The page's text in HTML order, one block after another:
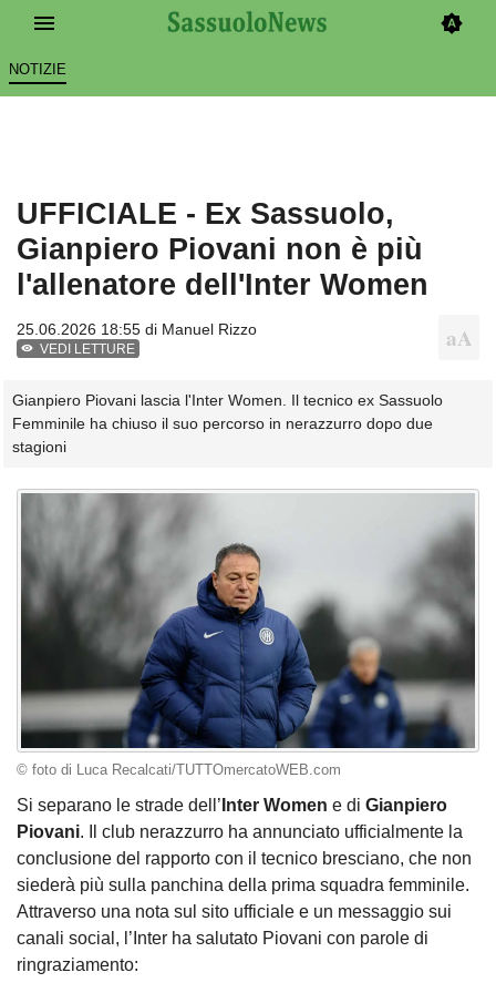
NOTIZIE
UFFICIALE - Ex Sassuolo,
Gianpiero Piovani non è più
l'allenatore dell'Inter Women
25.06.2026 18:55 di Manuel Rizzo
VEDI LETTURE
Gianpiero Piovani lascia l'Inter Women. Il tecnico ex Sassuolo
Femminile ha chiuso il suo percorso in nerazzurro dopo due
stagioni
© foto di Luca Recalcati/TUTTOmercatoWEB.com
Si separano le strade dell’ Inter Women e di Gianpiero
Piovani. Il club nerazzurro ha annunciato ufficialmente la
conclusione del rapporto con il tecnico bresciano, che non
siederà più sulla panchina della prima squadra femminile.
Attraverso una nota sul sito ufficiale e un messaggio sui
canali social, l’Inter ha salutato Piovani con parole di
ringraziamento: